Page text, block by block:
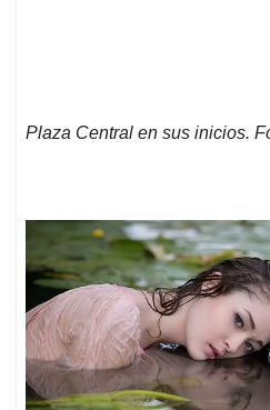
Plaza Central en sus inicios.